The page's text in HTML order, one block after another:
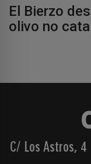
El Bierzo
olivo no
C/ Los Astros, 4